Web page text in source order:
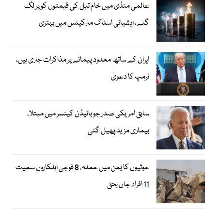
عالمی منڈی میں خام تیل کی قیمتوں کو پر لگ
گئے، ایشیائی اسٹاک مارکیٹس میں بہتری
ایران کے ساتھ محدود پیمانے پر مذاکرات جاری ہیں،
ٹرمپ کا دعویٰ
سابق امریکی صدر جوبائیڈن کینسر میں مبتلا،
بیماری مزید پھیل گئی
حوثیوں کا یمن میں حملہ، 8 فوجی اہلکاروں سمیت
11 افراد جاں بحق